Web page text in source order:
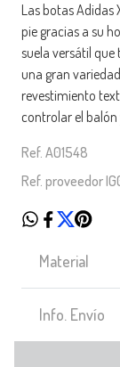
Las botas Adidas
pie gracias a su
suela versátil
una gran
revestimiento
controlar el
Ref. A01548
Ref. proveedor
Material
Info. Envío